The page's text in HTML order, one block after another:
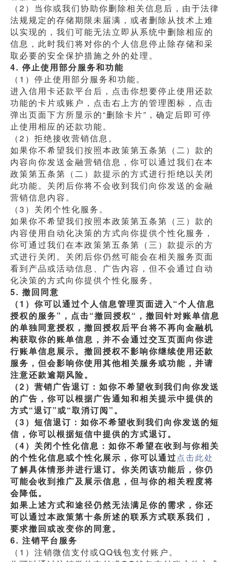
（2）当你或我们协助你删除相关信息后，由于法律
法规规定的存储期限未届满，或者删除从技术上难
以实现的，我们可能无法立即从系统中删除相应的
信息，此时我们将对你的个人信息停止除存储和采
取必要的安全保护措施之外的处理。
4. 停止使用部分服务和功能
（1）停止使用部分服务和功能。
进入信用卡还款平台后，点击你想要停止使用还款
功能的卡片或账户，点击右上方的管理图标，点击
弹出页面下方所显示的“删除卡片”，确定后即可停
止使用相应的还款功能。
（2）拒绝接收营销信息。
如果你不希望我们按照本政策第五条第（二）款的
内容向你发送金融营销信息，你可以通过我们在本
政策第五条第（二）款提示的方式进行拒绝以关闭
此功能。关闭后你将不会收到我们向你发送的金融
营销信息内容。
（3）关闭个性化服务。
如果你不希望我们按照本政策第五条第（三）款的
内容使用自动化决策的方式向你提供个性化服务，
你可通过我们在本政策第五条第（三）款提示的方
式进行关闭。关闭后你仍然可能会在相关服务页面
看到产品或活动信息、广告内容，但不会通过自动
化决策的方式向你提供个性化服务。
5. 撤回同意
（1）你可以通过个人信息管理页面进入“个人信息
授权的服务”，点击“撤回授权“，撤回针对账单信息
的单独同意授权，撤回授权后平台将不再向金融机
构获取你的账单信息，并不会通过交互页面向你进
行账单信息展示。撤回授权不影响你继续使用还款
服务，但会影响你使用其他相关服务或功能，并请
注意还款逾期风险。
（2）营销广告退订：如你不希望收到我们向你发送
的广告，你可以根据广告通知和相关提示中提供的
方式“退订”或“取消订阅”。
（3）短信退订：如你不希望收到我们向你发送的短
信，你可以根据短信中提供的方式退订。
（4）关闭个性化信息：如你不希望在收到与你相关
的个性化信息或个性化展示，你可以通过点击此处
了解具体情形并进行退订。你关闭该功能后，你仍
可能会收到推广及展示信息，但与你的相关程度将
会降低。
如果上述方式和途径仍然无法满足你的需求，你还
可以通过本政策第十条所述的联系方式联系我们，
要求撤回或改变你的同意。
6. 注销平台服务
（1）注销微信支付或QQ钱包支付账户。